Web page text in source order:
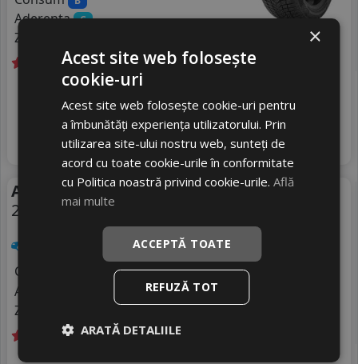
Aderenta C
Zgomot
Livrare gratuită *
325RON
490 RON
Discount33%
livrare 24/48 ore
Stoc magazin
4 Adauga in cos
Vara
Anvelope vara Novex Sp 5
215/55 R16 97W
Consum
Aderenta
Zgomot
×
Acest site web folosește
cookie-uri
Acest site web folosește cookie-uri pentru
a îmbunătăți experiența utilizatorului. Prin
utilizarea site-ului nostru web, sunteți de
acord cu toate cookie-urile în conformitate
cu Politica noastră privind cookie-urile.Află
mai multe
ACCEPTĂ TOATE
REFUZĂ TOT
ARATĂ DETALIILE